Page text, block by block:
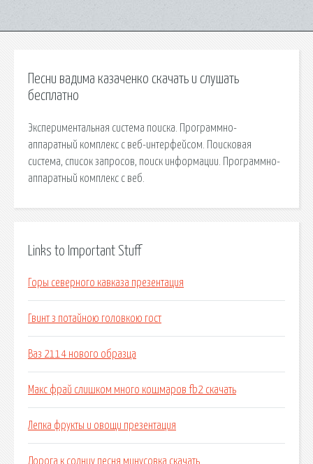
Песни вадима казаченко скачать и слушать
бесплатно
Экспериментальная система поиска. Программно-
аппаратный комплекс с веб-интерфейсом. Поисковая
сиcтема, список запросов, поиск информации. Программно-
аппаратный комплекс с веб.
Links to Important Stuff
Горы северного кавказа презентация
Гвинт з потайною головкою гост
Ваз 2114 нового образца
Макс фрай слишком много кошмаров fb2 скачать
Лепка фрукты и овощи презентация
Дорога к солнцу песня минусовка скачать